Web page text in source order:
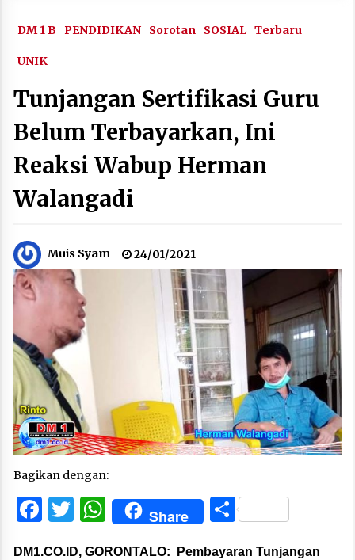
DM 1 B PENDIDIKAN Sorotan SOSIAL Terbaru
UNIK
Tunjangan Sertifikasi Guru
Belum Terbayarkan, Ini
Reaksi Wabup Herman
Walangadi
Muis Syam 24/01/2021
Bagikan dengan:
Facebook
Twitter
WhatsApp
Share Share
DM1.CO.ID, GORONTALO: Pembayaran Tunjangan